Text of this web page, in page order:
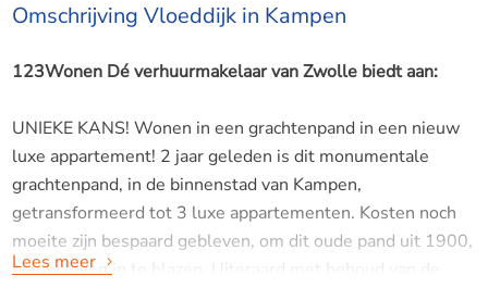
Omschrijving Vloeddijk in Kampen
123Wonen Dé verhuurmakelaar van Zwolle biedt aan:
UNIEKE KANS! Wonen in een grachtenpand in een nieuw
luxe appartement! 2 jaar geleden is dit monumentale
grachtenpand, in de binnenstad van Kampen,
getransformeerd tot 3 luxe appartementen. Kosten noch
moeite zijn bespaard gebleven, om dit oude pand uit 1900,
nieuw leven in te blazen. Uiteraard met behoud van de
Lees meer